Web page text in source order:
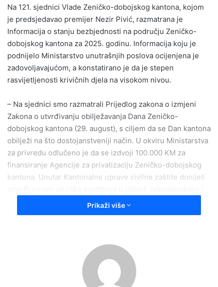
Na 121. sjednici Vlade Zeničko-dobojskog kantona, kojom
je predsjedavao premijer Nezir Pivić, razmatrana je
Informacija o stanju bezbjednosti na području Zeničko-
dobojskog kantona za 2025. godinu. Informacija koju je
podnijelo Ministarstvo unutrašnjih poslova ocijenjena je
zadovoljavajućom, a konstatirano je da je stepen
rasvijetljenosti krivičnih djela na visokom nivou.
– Na sjednici smo razmatrali Prijedlog zakona o izmjeni
Zakona o utvrđivanju obilježavanja Dana Zeničko-
dobojskog kantona (29. august), s ciljem da se Dan kantona
obilježi na što dostojanstveniji način. U okviru Ministarstva
za privredu odlučeno je da se izdvoji 100.000 KM za
finansiranje Agencije za privatizaciju Zeničko-dobojskog
kantona. Unutar Kantonalne uprave civilne zaštite donijeli
investicionog održavanja u iznosu od 300.000 KM, dok će
za tekući transfer neprofitnim organizacijama biti izdvojeno
Na današnjoj sjednici Vlade Ministarstvo za prostorno
uređenje, promet i komunikacije i zaštitu okoline predložilo
je Program utroška namjenskih sredstava Fonda za zaštitu
Prikaži više